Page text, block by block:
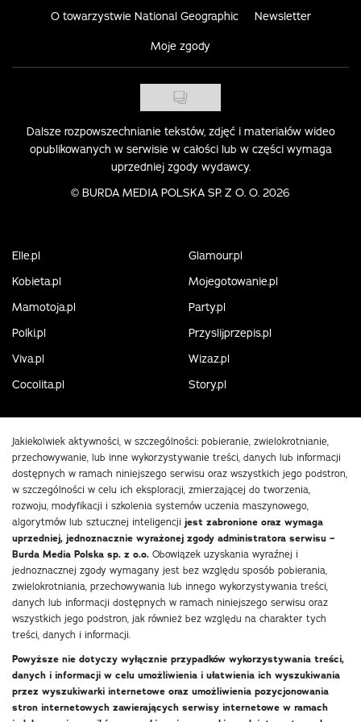
O towarzystwie National Geographic Newsletter
Moje zgody
Dalsze rozpowszechnianie tekstów, zdjęć i materiałów wideo
opublikowanych w serwisie w całości lub w części wymaga
uprzedniej zgody wydawcy.
© BURDA MEDIA POLSKA SP. Z O. O. 2026
Elle.pl
Glamour.pl
Kobieta.pl
Mojegotowanie.pl
Mamotoja.pl
Party.pl
Polki.pl
Przyslijprzepis.pl
Viva.pl
Wizaz.pl
Cocolita.pl
Story.pl
Jakiekolwiek aktywności, w szczególności: pobieranie, zwielokrotnianie,
przechowywanie, lub inne wykorzystywanie treści, danych lub informacji
dostępnych w ramach niniejszego serwisu oraz wszystkich jego podstron,
w szczególności w celu ich eksploracji, zmierzającej do tworzenia,
rozwoju, modyfikacji i szkolenia systemów uczenia maszynowego,
algorytmów lub sztucznej inteligencji jest zabronione oraz wymaga
uprzedniej, jednoznacznie wyrażonej zgody administratora serwisu –
Burda Media Polska sp. z o.o. Obowiązek uzyskania wyraźnej i
jednoznacznej zgody wymagany jest bez względu sposób pobierania,
zwielokrotniania, przechowywania lub innego wykorzystywania treści,
danych lub informacji dostępnych w ramach niniejszego serwisu oraz
wszystkich jego podstron, jak również bez względu na charakter tych
treści, danych i informacji.
Powyższe nie dotyczy wyłącznie przypadków wykorzystywania treści,
danych i informacji w celu umożliwienia i ułatwienia ich wyszukiwania
przez wyszukiwarki internetowe oraz umożliwienia pozycjonowania
stron internetowych zawierających serwisy internetowe w ramach